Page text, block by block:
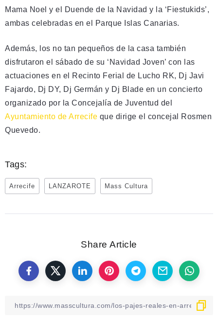
Mama Noel y el Duende de la Navidad y la ‘Fiestukids’,
ambas celebradas en el Parque Islas Canarias.
Además, los no tan pequeños de la casa también
disfrutaron el sábado de su ‘Navidad Joven’ con las
actuaciones en el Recinto Ferial de Lucho RK, Dj Javi
Fajardo, Dj DY, Dj Germán y Dj Blade en un concierto
organizado por la Concejalía de Juventud del
Ayuntamiento de Arrecife que dirige el concejal Rosmen
Quevedo.
Tags:
Arrecife LANZAROTE Mass Cultura
Share Article